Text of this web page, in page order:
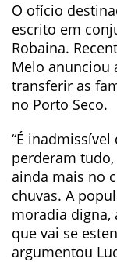
O ofício
escrito em
Robaina.
Melo anunciou
transferir as
no Porto Seco.
“É inadmissível
perderam
ainda mais no
chuvas. A
moradia digna,
que vai se
argumentou